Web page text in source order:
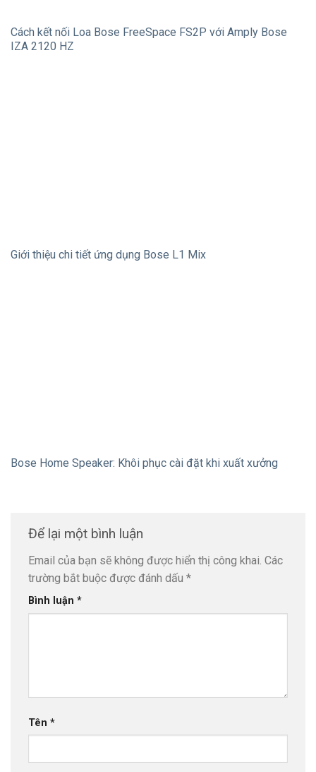
Cách kết nối Loa Bose FreeSpace FS2P với Amply Bose
IZA 2120 HZ
Giới thiệu chi tiết ứng dụng Bose L1 Mix
Bose Home Speaker: Khôi phục cài đặt khi xuất xưởng
Để lại một bình luận
Email của bạn sẽ không được hiển thị công khai. Các
trường bắt buộc được đánh dấu *
Bình luận *
Tên *